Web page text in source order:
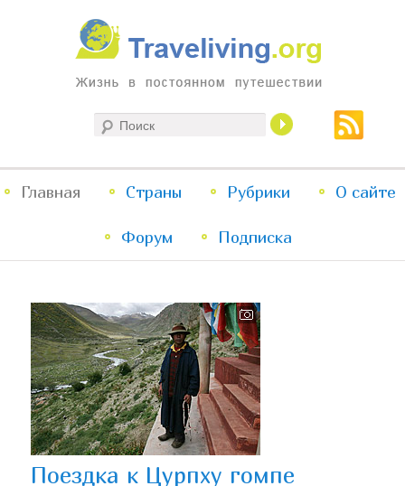
Traveliving
Жизнь в постоянном путешествии
меню
Перейти
к
содержимому
Перейти
к
содержимому
Главная Страны Рубрики О сайте
Форум Подписка
Поездка к Цурпху гомпе